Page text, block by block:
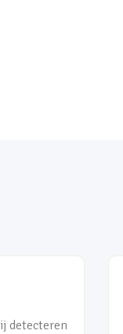
detecteren